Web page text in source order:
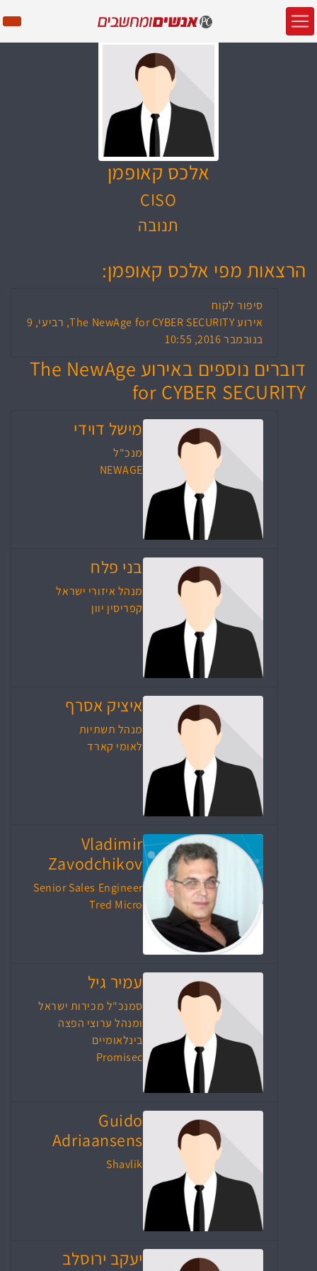
אלכס קאופמן
CISO
תנובה
הרצאות מפי אלכס קאופמן:
סיפור לקוח
אירוע The NewAge for CYBER SECURITY, רביעי, 9
בנובמבר 2016, 10:55
דוברים נוספים באירוע The NewAge
for CYBER SECURITY
מישל דוידי
מנכ"ל
NEWAGE
בני פלח
מנהל איזורי ישראל
קפריסין יוון
איציק אסרף
מנהל תשתיות
לאומי קארד
Vladimir
Zavodchikov
Senior Sales Engineer
Tred Micro
עמיר גיל
סמנכ"ל מכירות ישראל
ומנהל ערוצי הפצה
בינלאומיים
Promisec
Guido
Adriaansens
Shavlik
יעקב ירוסלב